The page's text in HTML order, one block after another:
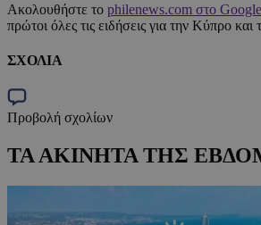
Ακολουθήστε το philenews.com στο
πρώτοι όλες τις ειδήσεις για την Κύπρο
ΣΧΟΛΙΑ
Προβολή σχολίων
ΤΑ ΑΚΙΝΗΤΑ ΤΗΣ